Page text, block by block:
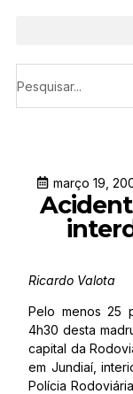
março 19,
Ricardo Valota
Pelo menos 25
4h30 desta
capital da
em Jundiaí,
Polícia